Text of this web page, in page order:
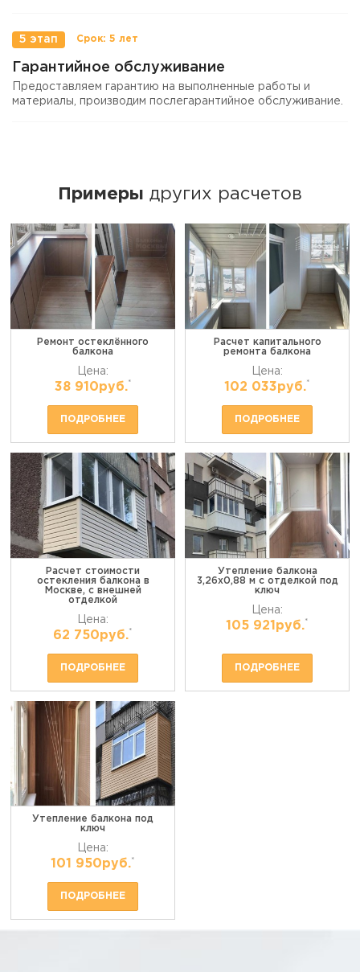
5 этап
Гарантийное обслуживание
Предоставляем гарантию на выполненные работы и
материалы, производим послегарантийное обслуживание.
Примеры других расчетов
Ремонт остеклённого
балкона
Цена:
38 910руб.*
ПОДРОБНЕЕ
Расчет капитального
ремонта балкона
Цена:
102 033руб.*
ПОДРОБНЕЕ
Расчет стоимости
остекления балкона в
Москве, с внешней
отделкой
Цена:
62 750руб.*
ПОДРОБНЕЕ
Утепление балкона
3,26х0,88 м с отделкой под
ключ
Цена:
105 921руб.*
ПОДРОБНЕЕ
Утепление балкона под
ключ
Цена:
101 950руб.*
ПОДРОБНЕЕ